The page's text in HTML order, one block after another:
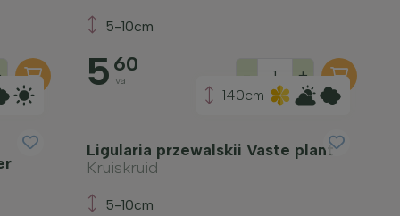
5-10cm
5 60
va - +
140cm
Ligularia przewalskii Vaste plant
Kruiskruid
5-10cm